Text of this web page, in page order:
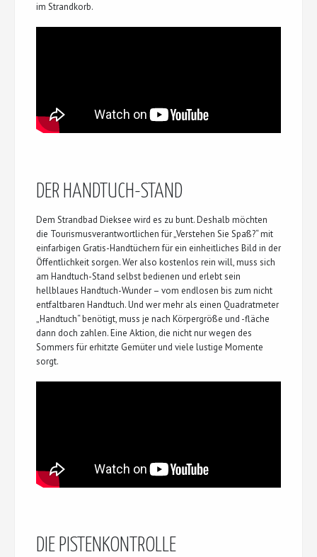
im Strandkorb.
DER HANDTUCH-STAND
Dem Strandbad Dieksee wird es zu bunt. Deshalb möchten
die Tourismusverantwortlichen für „Verstehen Sie Spaß?“ mit
einfarbigen Gratis-Handtüchern für ein einheitliches Bild in der
Öffentlichkeit sorgen. Wer also kostenlos rein will, muss sich
am Handtuch-Stand selbst bedienen und erlebt sein
hellblaues Handtuch-Wunder – vom endlosen bis zum nicht
entfaltbaren Handtuch. Und wer mehr als einen Quadratmeter
„Handtuch“ benötigt, muss je nach Körpergröße und -fläche
dann doch zahlen. Eine Aktion, die nicht nur wegen des
Sommers für erhitzte Gemüter und viele lustige Momente
sorgt.
DIE PISTENKONTROLLE